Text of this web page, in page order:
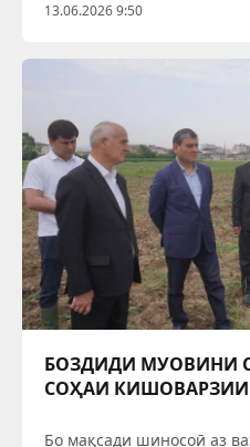
чорабинӣ омодагии
13.06.2026 9:50
БОЗДИДИ МУОВИНИ
СОҲАИ
Бо мақсади шиносоӣ аз